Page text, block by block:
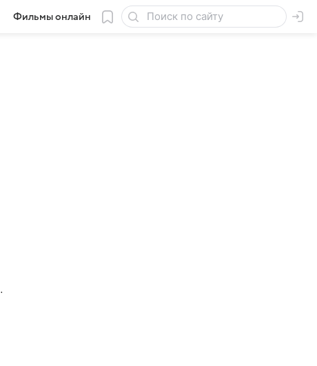
Фильмы онлайн